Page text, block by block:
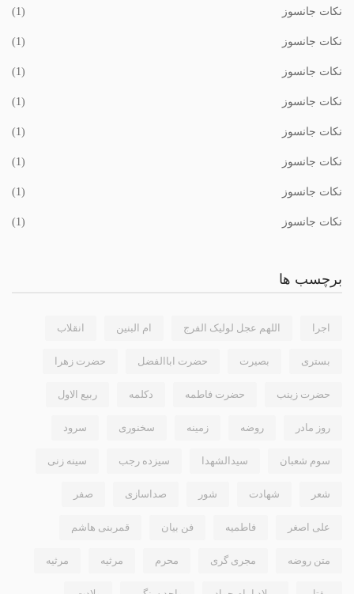
نکات جانسوز (1)
نکات جانسوز (1)
نکات جانسوز (1)
نکات جانسوز (1)
نکات جانسوز (1)
نکات جانسوز (1)
نکات جانسوز (1)
نکات جانسوز (1)
برچسب ها
اجرا اللهم عجل لولیک الفرج ام البنین انقلاب
بستری بصیرت حضرت اباالفضل حضرت زهرا
حضرت زینب حضرت فاطمه دکلمه ربیع الاول
روز مادر روضه زمینه سخنوری سرود
سوم شعبان سیدالشهدا سیزده رجب سینه زنی
شعر شهادت شور صداسازی صفر
علی اصغر فاطمیه فن بیان قمربنی هاشم
متن روضه مجری گری محرم مرثيه مرثیه